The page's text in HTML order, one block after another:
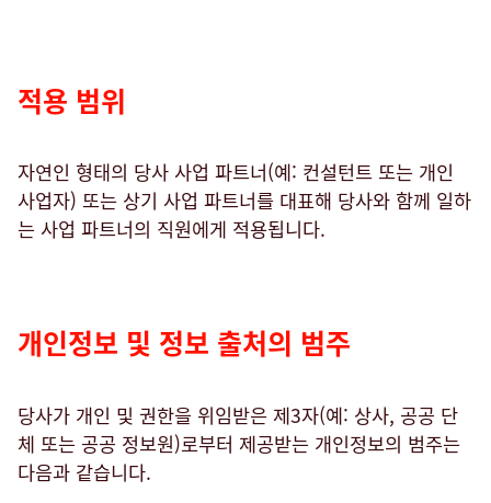
적용 범위
자연인 형태의 당사 사업 파트너(예: 컨설턴트 또는 개인
사업자) 또는 상기 사업 파트너를 대표해 당사와 함께 일하
는 사업 파트너의 직원에게 적용됩니다.
개인정보 및 정보 출처의 범주
당사가 개인 및 권한을 위임받은 제3자(예: 상사, 공공 단
체 또는 공공 정보원)로부터 제공받는 개인정보의 범주는
다음과 같습니다.